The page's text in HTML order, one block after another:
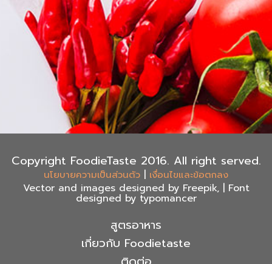
Copyright FoodieTaste 2016. All right served.
นโยบายความเป็นส่วนตัว | เงื่อนไขและข้อตกลง
Vector and images designed by Freepik, | Font
designed by typomancer
สูตรอาหาร
เกี่ยวกับ Foodietaste